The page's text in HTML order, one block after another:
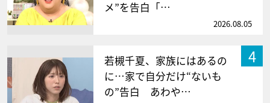
メ”を告白「…
2026.08.05
4
若槻千夏、家族にはあるの
に…家で自分だけ“ないも
の”告白 あわや…